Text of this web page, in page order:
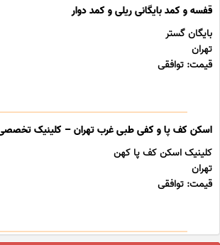
قفسه و کمد بایگانی ریلی و کمد دوار
بایگان گستر
تهران
قیمت: توافقی
اسکن کف پا و کفی طبی غرب تهران – کلینیک
کلینیک اسکن کف پا کهن
تهران
قیمت: توافقی